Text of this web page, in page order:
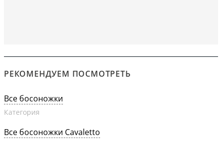
РЕКОМЕНДУЕМ ПОСМОТРЕТЬ
Все босоножки
Категория
Все босоножки Cavaletto